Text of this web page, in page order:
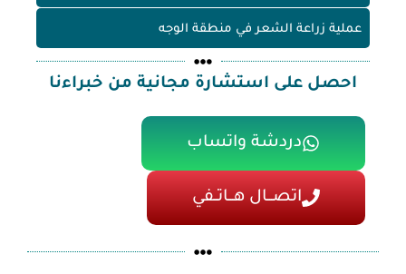
عملية زراعة الشعر في منطقة الوجه
احصل على استشارة مجانية من خبراءنا
دردشة واتساب
اتصـــال هـــاتــفي